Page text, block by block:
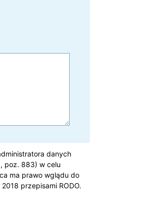
danych
poz. 883) w celu
ma prawo wglądu do
przepisami RODO.